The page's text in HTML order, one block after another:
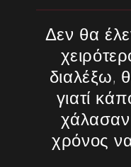
Δεν θα
διαλέξω,
γιατί
χρόνος